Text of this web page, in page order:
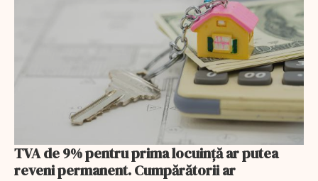
TVA de 9% pentru prima locuință ar putea
reveni permanent. Cumpărătorii ar